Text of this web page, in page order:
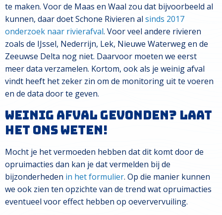
te maken. Voor de Maas en Waal zou dat bijvoorbeeld al
kunnen, daar doet Schone Rivieren alsinds 2017
onderzoek naar rivierafval. Voor veel andere rivieren
zoals de IJssel, Nederrijn, Lek, Nieuwe Waterweg en de
Zeeuwse Delta nog niet. Daarvoor moeten we eerst
meer data verzamelen. Kortom, ook als je weinig afval
vindt heeft het zeker zin om de monitoring uit te voeren
en de data door te geven.
Weinig afval gevonden? Laat
het ons weten!
Mocht je het vermoeden hebben dat dit komt door de
opruimacties dan kan je dat vermelden bij de
bijzonderheden in het formulier. Op die manier kunnen
we ook zien ten opzichte van de trend wat opruimacties
eventueel voor effect hebben op oeververvuiling.